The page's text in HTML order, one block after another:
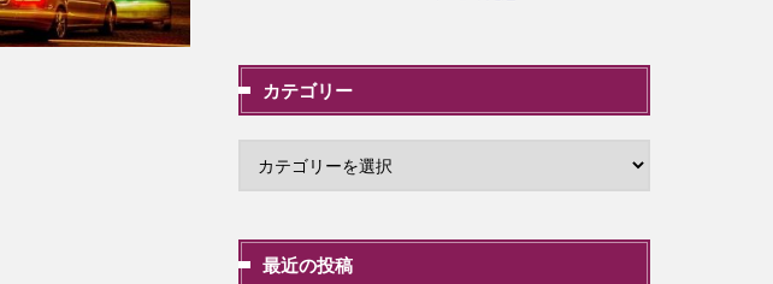
カテゴリー
最近の投稿